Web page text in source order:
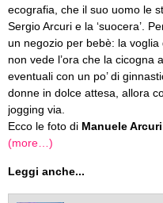
ecografia, che il suo uomo le
Sergio Arcuri e la ‘suocera’.
un negozio per bebè: la
non vede l’ora che la cicogna
eventuali con un po’ di
donne in dolce attesa, allora
jogging via.
Ecco le foto di Manuele Arcuri
(more…)
Leggi anche...